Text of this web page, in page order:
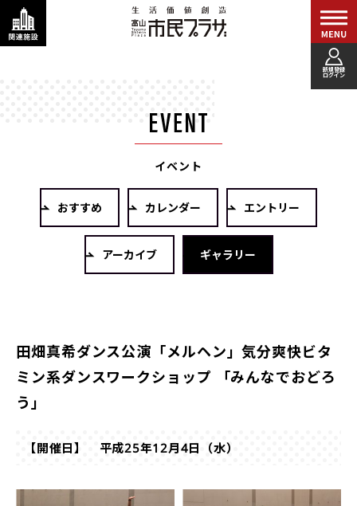
新規登録
ログイン
イベント
おすすめ カレンダー エントリー
アーカイブ ギャラリー
田畑真希ダンス公演「メルヘン」気分爽快ビタ
ミン系ダンスワークショップ 「みんなでおどろ
う」
【開催日】 平成25年12月4日（水）